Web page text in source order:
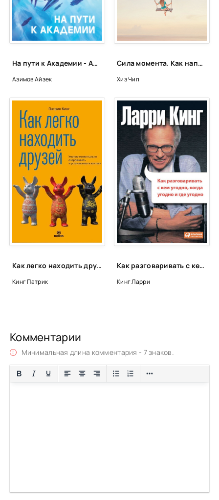
На пути к Академии - Айзек Азимов
Азимов Айзек
Сила момента. Как наполнить жизнь яркими и запоминающимися событиями - Чип Хиз
Хиз Чип
Как легко находить друзей. Умение моментально очаровывать и устанавливать контакт - Патрик Кинг
Кинг Патрик
Как разговаривать с кем угодно, когда угодно и где угодно - Ларри Кинг
Кинг Ларри
Комментарии
Минимальная длина комментария - 7 знаков.